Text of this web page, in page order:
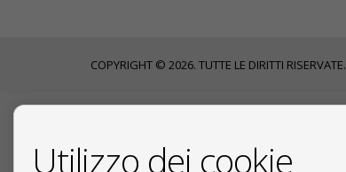
COPYRIGHT © 2026. TUTTE LE DIRITTI RISERVATE.
Utilizzo dei cookie